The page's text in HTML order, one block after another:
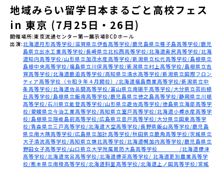
会員登録 MYページログイン
地域みらい留学日本まるごと高校フェス
in 東京 (7月25日・26日)
開催場所 東京流通センター第一展示場BCDホール
出演 北海道月形高等学校 滋賀県立伊香高等学校 鹿児島県立種子島高等学校 鹿児
島県立出水工業高等学校 長崎県立北松西高等学校 北海道奥尻高等学校 北海
道知内高等学校 山形県立加茂水産高等学校 新潟県立松代高等学校 島根県立
島根中央高等学校 福島県立川俣高等学校 新潟県立村上高等学校 島根県立吉
賀高等学校 北海道鹿追高等学校 高知県立清水高等学校 新潟県立国際フロン
ティア高等学校（令和９年４月開校）
北海道福島商業高等学校 新潟県立中
条高等学校 北海道佐呂間高等学校 富山県立南砺平高等学校 大分県立芸術緑
丘高等学校 島根県立飯南高等学校 鹿児島県立徳之島高等学校 静岡県立川根
高等学校 石川県立能登高等学校 山形県立遊佐高等学校 徳島県立海部高等学
校 愛媛県立今治工業高等学校 高知県立室戸高等学校 北海道小樽水産高等学
校 島根県立隠岐島前高等学校 広島県立音戸高等学校 大分県立国東高等学
校 青森県立三戸高等学校 北海道大空高等学校 長野県飯山高等学校 鹿児島
県立南大隅高等学校 広島県立加計高等学校 秋田県立鹿角高等学校 茨城県立
大子清流高等学校 高知県立嶺北高等学校 北海道幌加内高等学校 鹿児島県立
野田女子高等学校 山口県立大学附属周防大島高等学校
北海道標津
高等学校 北海道常呂高等学校 北海道標茶高等学校 北海道更別農業高等学
校 熊本県立南稜高等学校 北海道斜里高等学校 北海道上ノ国高等学校 宮城